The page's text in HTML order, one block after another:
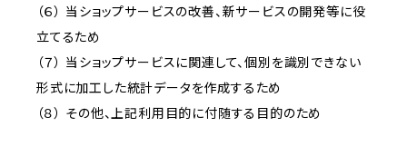
（６） 当ショップサービスの改善、新サービスの開発等に役
立てるため
（７） 当ショップサービスに関連して、個別を識別できない
形式に加工した統計データを作成するため
（８） その他、上記利用目的に付随する目的のため